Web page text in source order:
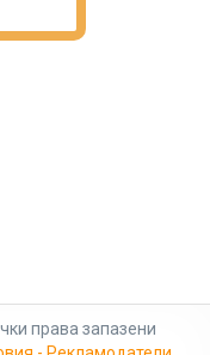
права запазени